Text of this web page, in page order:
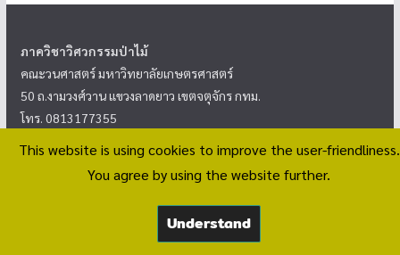
ภาควิชาวิศวกรรมป่าไม้
คณะวนศาสตร์ มหาวิทยาลัยเกษตรศาสตร์
50 ถ.งามวงศ์วาน แขวงลาดยาว เขตจตุจักร กทม.
โทร. 0813177355
<นโยบายความเป็นส่วนตัว>
ภาควิชาวิศวกรรมป่าไม้. All rights reserved.
This website is using cookies to improve the user-friendliness.
You agree by using the website further.
Understand